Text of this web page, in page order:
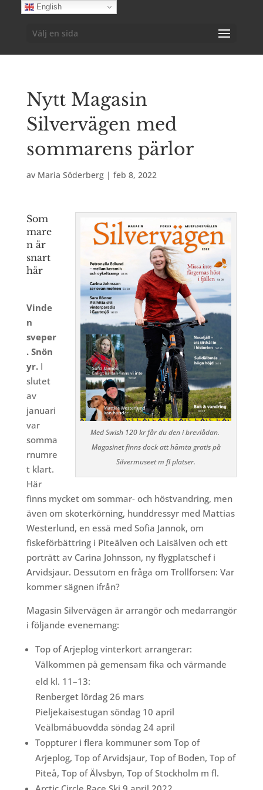
Välj en sida
Nytt Magasin
Silvervägen med
sommarens pärlor
av Maria Söderberg| feb 8, 2022
Med Swish 120 kr får du den i brevlådan.
Magasinet finns dock att hämta gratis på
Silvermuseet m fl platser.
Som
mare
n är
snart
här
Vinde
n
sveper
. Snön
yr.I
slutet
av
januari
var
somma
rnumre
t klart.
Här
finns mycket om sommar- och höstvandring, men
även om skoterkörning, hunddressyr med Mattias
Westerlund, en essä med Sofia Jannok, om
fiskeförbättring i Piteälven och Laisälven och ett
porträtt av Carina Johnsson, ny flygplatschef i
Arvidsjaur. Dessutom en fråga om Trollforsen: Var
kommer sägnen ifrån?
Magasin Silvervägen är arrangör och medarrangör
i följande evenemang:
Top of Arjeplog vinterkort arrangerar:
Välkommen på gemensam fika och värmande
eld kl. 11–13:
Renberget lördag 26 mars
Pieljekaisestugan söndag 10 april
Veälbmábuovđđa söndag 24 april
Toppturer i flera kommuner som Top of
Arjeplog, Top of Arvidsjaur, Top of Boden, Top of
Piteå, Top of Älvsbyn, Top of Stockholm m fl.
English